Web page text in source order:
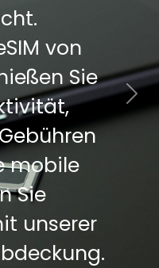
von
Sie
mobile
Sie
unserer
von
Sie
mobile
Sie
unserer
Next